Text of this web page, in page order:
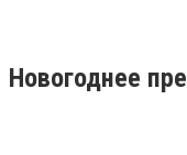
Новогоднее